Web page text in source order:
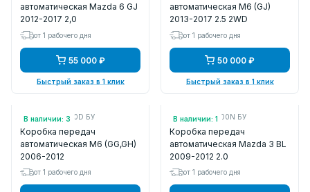
автоматическая Mazda 6 GJ
2012-2017 2,0
от 1 рабочего дня
55 000 ₽
Быстрый заказ в 1 клик
автоматическая M6 (GJ)
2013-2017 2.5 2WD
от 1 рабочего дня
50 000 ₽
Быстрый заказ в 1 клик
В наличии: 3
Арт.: FSE319090D БУ
Коробка передач
автоматическая M6 (GG,GH)
2006-2012
от 1 рабочего дня
В наличии: 1
Арт.: FSK503000N БУ
Коробка передач
автоматическая Mazda 3 BL
2009-2012 2.0
от 1 рабочего дня